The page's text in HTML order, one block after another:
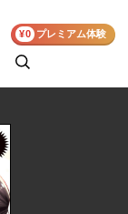
検
¥0 プレミアム体験